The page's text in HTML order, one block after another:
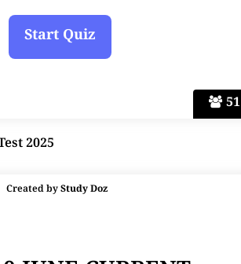
51
2025
Created byStudy Doz